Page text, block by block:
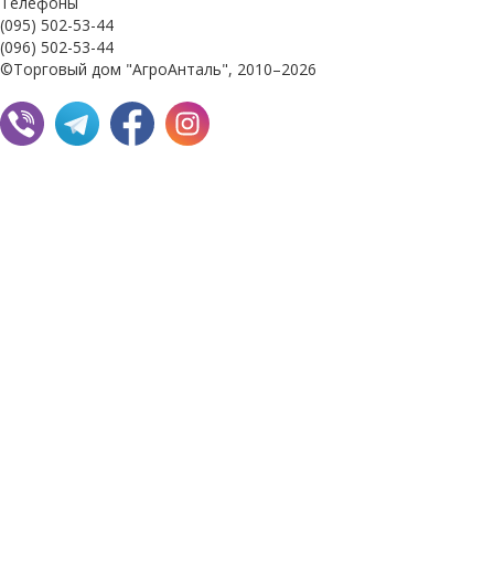
(095) 502-53-44
(096) 502-53-44
©Торговый дом "АгроАнталь", 2010–2026